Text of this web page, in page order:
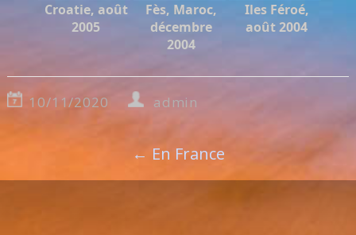
Croatie, août
2005
Fès, Maroc,
décembre
2004
Iles Féroé,
août 2004
10/11/2020 admin
← En France